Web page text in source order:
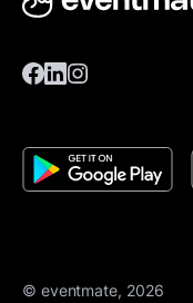
© eventmate, 2026